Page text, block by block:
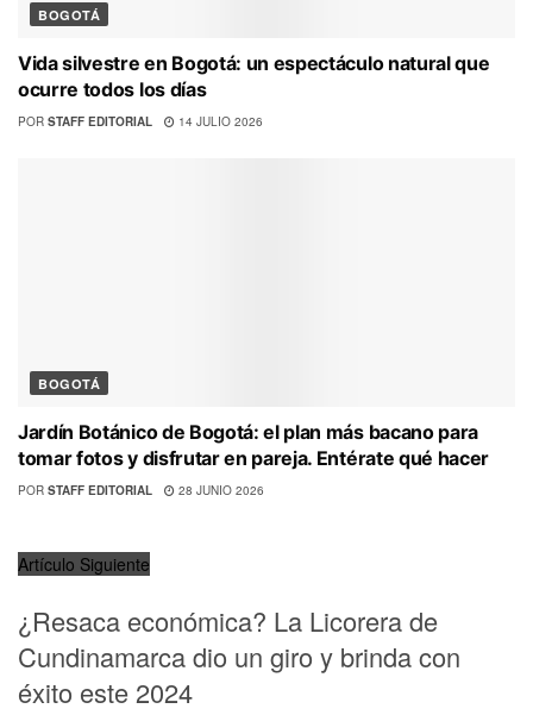
BOGOTÁ
Vida silvestre en Bogotá: un espectáculo natural que
ocurre todos los días
POR STAFF EDITORIAL 14 JULIO 2026
BOGOTÁ
Jardín Botánico de Bogotá: el plan más bacano para
tomar fotos y disfrutar en pareja. Entérate qué hacer
POR STAFF EDITORIAL 28 JUNIO 2026
Artículo Siguiente
¿Resaca económica? La Licorera de
Cundinamarca dio un giro y brinda con
éxito este 2024